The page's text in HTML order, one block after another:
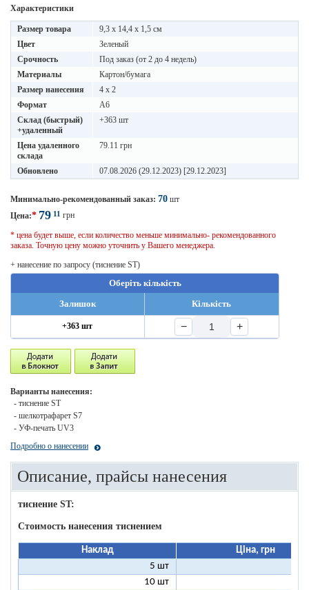
Характеристики
Размер товара
9,3 x 14,4 x 1,5 см
Цвет
Зеленый
Срочность
Под заказ (от 2 до 4 недель)
Материалы
Картон/бумага
Размер нанесения
4 x 2
Формат
A6
Склад (быстрый)
+удаленный
+363 шт
Цена удаленного
склада
79.11 грн
Обновлено 07.08.2026 (29.12.2023) [29.12.2023]
Минимально-рекомендованный заказ: 70 шт
Цена:* 79 11 грн
* цена будет выше, если количество меньше минимально- рекомендованного
заказа. Точную цену можно уточнить у Вашего менеджера.
+ нанесение по запросу (тиснение ST)
Оберіть кількість
Залишок
Кількість
+363 шт − +
Варианты нанесения:
- тиснение ST
- шелкотрафарет S7
- УФ-печать UV3
Подробно о нанесении
Описание, прайсы нанесения
тиснение ST:
Стоимость нанесения тиснением
Наклад
Ціна, грн
5 шт
10 шт